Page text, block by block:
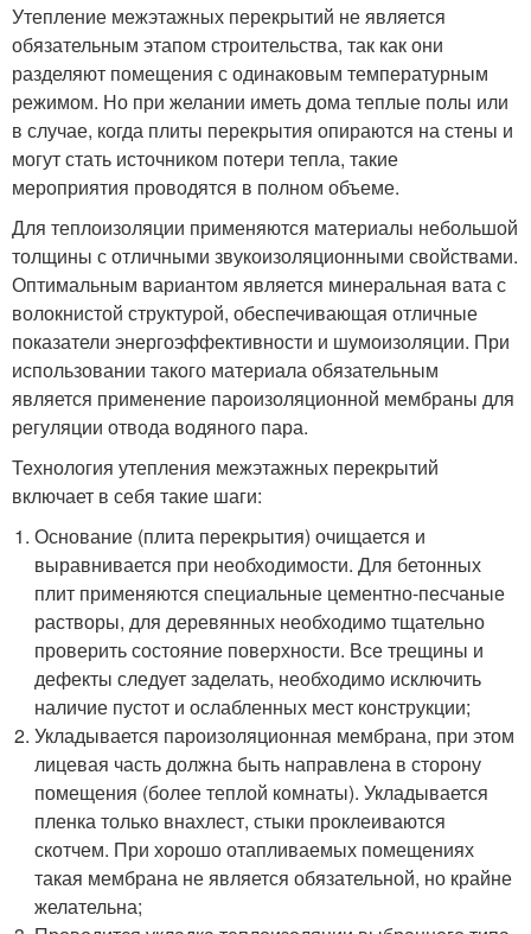
Утепление межэтажных перекрытий не является
обязательным этапом строительства, так как они
разделяют помещения с одинаковым температурным
режимом. Но при желании иметь дома теплые полы или
в случае, когда плиты перекрытия опираются на стены и
могут стать источником потери тепла, такие
мероприятия проводятся в полном объеме.
Для теплоизоляции применяются материалы небольшой
толщины с отличными звукоизоляционными свойствами.
Оптимальным вариантом является минеральная вата с
волокнистой структурой, обеспечивающая отличные
показатели энергоэффективности и шумоизоляции. При
использовании такого материала обязательным
является применение пароизоляционной мембраны для
регуляции отвода водяного пара.
Технология утепления межэтажных перекрытий
включает в себя такие шаги:
Основание (плита перекрытия) очищается и
выравнивается при необходимости. Для бетонных
плит применяются специальные цементно-песчаные
растворы, для деревянных необходимо тщательно
проверить состояние поверхности. Все трещины и
дефекты следует заделать, необходимо исключить
наличие пустот и ослабленных мест конструкции;
Укладывается пароизоляционная мембрана, при этом
лицевая часть должна быть направлена в сторону
помещения (более теплой комнаты). Укладывается
пленка только внахлест, стыки проклеиваются
скотчем. При хорошо отапливаемых помещениях
такая мембрана не является обязательной, но крайне
желательна;